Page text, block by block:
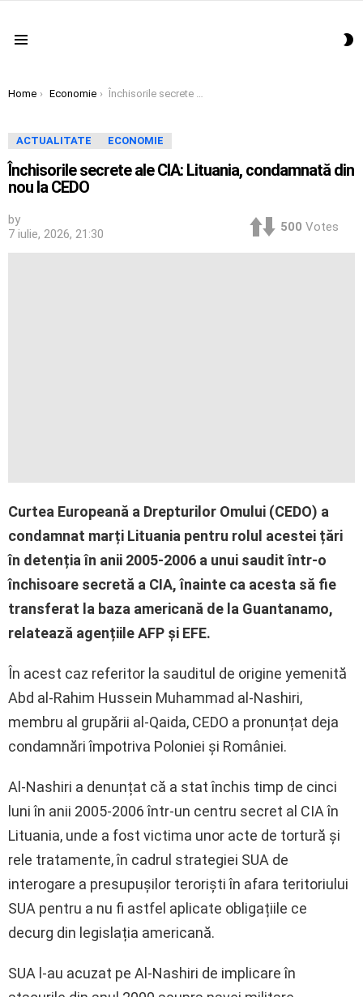
You are here:
Home Economie Închisorile secrete ale CIA: Lituania, condamnată din nou la CEDO
ACTUALITATE ECONOMIE
Închisorile secrete ale CIA: Lituania, condamnată din
nou la CEDO
by
7 iulie, 2026, 21:30
500 Votes
Curtea Europeană a Drepturilor Omului (CEDO) a
condamnat marți Lituania pentru rolul acestei țări
în detenția în anii 2005-2006 a unui saudit într-o
închisoare secretă a CIA, înainte ca acesta să fie
transferat la baza americană de la Guantanamo,
relatează agențiile AFP și EFE.
În acest caz referitor la sauditul de origine yemenită
Abd al-Rahim Hussein Muhammad al-Nashiri,
membru al grupării al-Qaida, CEDO a pronunțat deja
condamnări împotriva Poloniei și României.
Al-Nashiri a denunțat că a stat închis timp de cinci
luni în anii 2005-2006 într-un centru secret al CIA în
Lituania, unde a fost victima unor acte de tortură și
rele tratamente, în cadrul strategiei SUA de
interogare a presupușilor teroriști în afara teritoriului
SUA pentru a nu fi astfel aplicate obligațiile ce
decurg din legislația americană.
SUA l-au acuzat pe Al-Nashiri de implicare în